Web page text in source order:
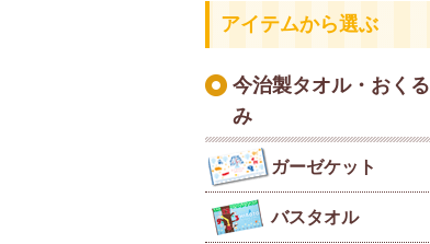
アイテムから選ぶ
今治製タオル・おくる
み
ガーゼケット
バスタオル